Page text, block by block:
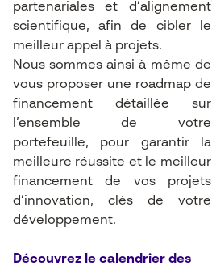
partenariales et d’alignement
scientifique, afin de cibler le
meilleur appel à projets.
Nous sommes ainsi à même de
vous proposer une roadmap de
financement détaillée sur
l’ensemble de votre
portefeuille, pour garantir la
meilleure réussite et le meilleur
financement de vos projets
d’innovation, clés de votre
développement.
Découvrez le calendrier des